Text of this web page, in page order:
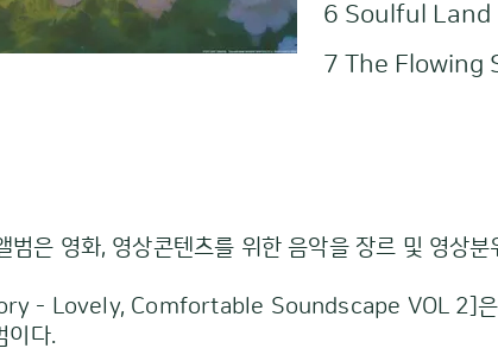
6 Soulful Land
7 The Flowing
영화, 영상콘텐츠를 위한 음악을 장르 및 영상분
- Lovely, Comfortable Soundscape VOL 2]은
이다.